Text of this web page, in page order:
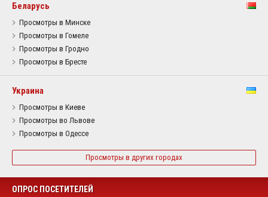
Беларусь
Просмотры в Минске
Просмотры в Гомеле
Просмотры в Гродно
Просмотры в Бресте
Украина
Просмотры в Киеве
Просмотры во Львове
Просмотры в Одессе
Просмотры в других городах
ОПРОС ПОСЕТИТЕЛЕЙ